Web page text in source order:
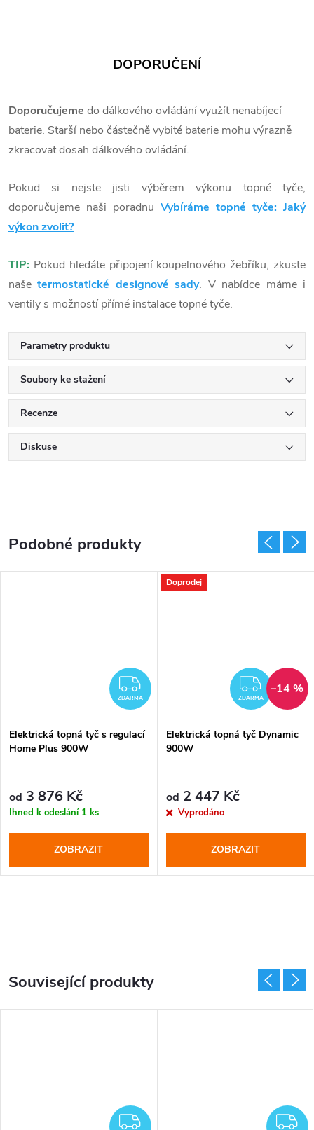
DOPORUČENÍ
Doporučujeme do dálkového ovládání využít nenabíjecí
baterie. Starší nebo částečně vybité baterie mohu výrazně
zkracovat dosah dálkového ovládání.
Pokud si nejste jisti výběrem výkonu topné tyče,
doporučujeme naši poradnu Vybíráme topné tyče: Jaký
výkon zvolit?
TIP: Pokud hledáte připojení koupelnového žebříku, zkuste
našetermostatické designové sady. V nabídce máme i
ventily s možností přímé instalace topné tyče.
Parametry produktu
Soubory ke stažení
Recenze
Diskuse
ZDARMA
ZDARMA
Elektrická topná tyč s regulací
Home Plus 900W
od 3 876 Kč
Ihned k odeslání 1 ks
ZOBRAZIT
Doprodej
ZDARMA
–14 %
Elektrická topná tyč Dynamic
900W
od 2 447 Kč
Vyprodáno
ZOBRAZIT
Související produkty
ZDARMA